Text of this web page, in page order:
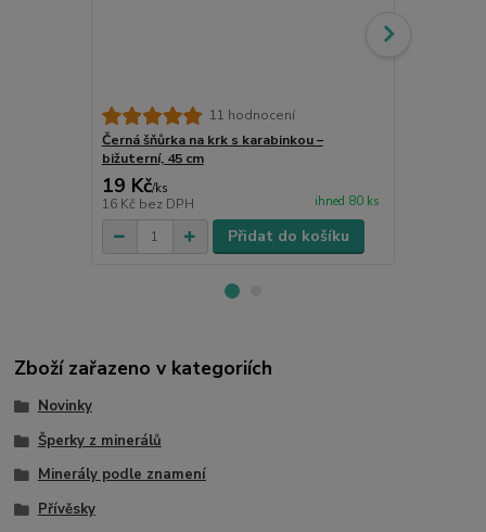
11 hodnocení
Černá šňůrka na krk s karabinkou –
bižuterní, 45 cm
19 Kč/ks
16 Kč bez DPH ihned 80 ks
Přidat do košíku
Zboží zařazeno v kategoriích
Novinky
Šperky z minerálů
Minerály podle znamení
Přívěsky